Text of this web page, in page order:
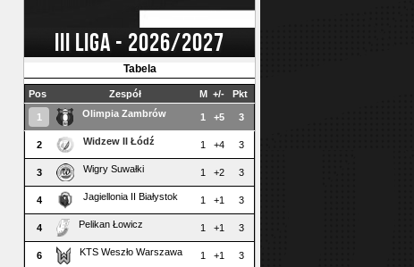
III LIGA - 2026/2027
Tabela
Pos Zespół M +/- Pkt
1 Olimpia Zambrów 1 +5 3
2 Widzew II Łódź 1 +4 3
3 Wigry Suwałki 1 +2 3
4 Jagiellonia II Białystok 1 +1 3
4 Pelikan Łowicz 1 +1 3
6 KTS Weszło Warszawa 1 +1 3